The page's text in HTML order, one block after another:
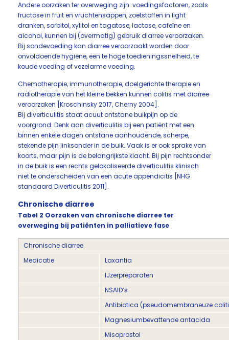
Andere oorzaken ter overweging zijn: voedingsfactoren, zoals
fructose in fruit en vruchtensappen, zoetstoffen in light
dranken, sorbitol, xylitol en tagatose, lactose, cafeïne en
alcohol, kunnen bij (overmatig) gebruik diarree veroorzaken.
Bij sondevoeding kan diarree veroorzaakt worden door
onvoldoende hygiëne, een te hoge toedieningssnelheid, te
koude voeding of vezelarme voeding.
Chemotherapie, immunotherapie, doelgerichte therapie en
radiotherapie van het kleine bekken kunnen colitis met diarree
veroorzaken [Kroschinsky 2017, Cherny 2004].
Bij diverticulitis staat acuut ontstane buikpijn op de
voorgrond. Denk aan diverticulitis bij een patiënt met een
binnen enkele dagen ontstane aanhoudende, scherpe,
stekende pijn linksonder in de buik. Vaak is er ook sprake van
koorts, maar pijn is de belangrijkste klacht. Bij pijn rechtsonder
in de buik is een rechts gelokaliseerde diverticulitis klinisch
niet te onderscheiden van een acute appendicitis [NHG
standaard Diverticulitis 2011].
Chronische diarree
Tabel 2 Oorzaken van chronische diarree ter
overweging bij patiënten in palliatieve fase
Chronische diarree
Medicatie
Laxantia
IJzerpreparaten
NSAID’s
Antibiotica (pseudomembraneuze
Magnesiumbevattende antacida
Misoprostol